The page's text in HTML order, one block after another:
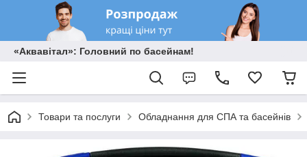
«Аквавітал»: Головний по басейнам!
Товари та послуги Обладнання для СПА та басейнів